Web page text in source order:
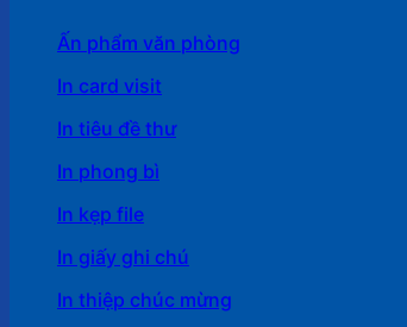
Ấn phẩm văn phòng
In card visit
In tiêu đề thư
In phong bì
In kẹp file
In giấy ghi chú
In thiệp chúc mừng